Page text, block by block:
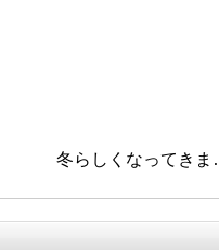
冬らしくなってき